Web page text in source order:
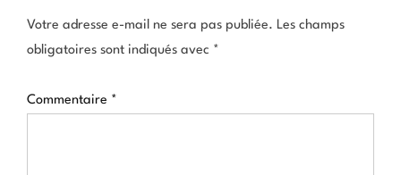
Votre adresse e-mail ne sera pas publiée. Les champs
obligatoires sont indiqués avec *
Commentaire *